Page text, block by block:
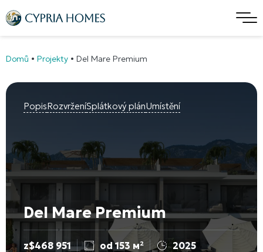
Domů • Projekty • Del Mare Premium
PopisRozvrženíSplátkový plánUmístění
Del Mare Premium
z$468 951 od 153 м² 2025